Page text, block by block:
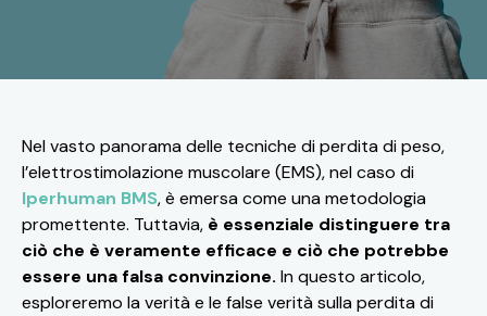
Nel vasto panorama delle tecniche di perdita di peso,
l’elettrostimolazione muscolare (EMS), nel caso di
Iperhuman BMS, è emersa come una metodologia
promettente. Tuttavia, è essenziale distinguere tra
ciò che è veramente efficace e ciò che potrebbe
essere una falsa convinzione. In questo articolo,
esploreremo la verità e le false verità sulla perdita di